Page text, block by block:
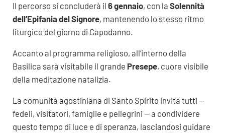
Il percorso si concluderà il 6 gennaio, con la Solennità
dell’Epifania del Signore, mantenendo lo stesso ritmo
liturgico del giorno di Capodanno.
Accanto al programma religioso, all’interno della
Basilica sarà visitabile il grande Presepe, cuore visibile
della meditazione natalizia.
La comunità agostiniana di Santo Spirito invita tutti —
fedeli, visitatori, famiglie e pellegrini — a condividere
questo tempo di luce e di speranza, lasciandosi guidare